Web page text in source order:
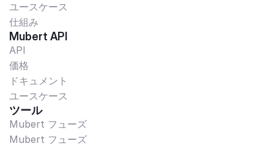
ユースケース
仕組み
Mubert API
API
価格
ドキュメント
ユースケース
ツール
Mubert フューズ
Mubert フューズ